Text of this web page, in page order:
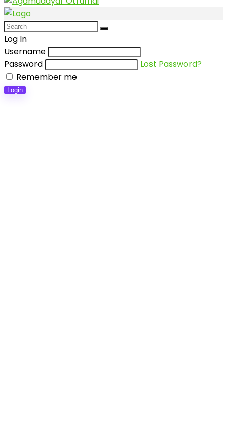
Log In
Username
Password
Lost Password?
Remember me
Login